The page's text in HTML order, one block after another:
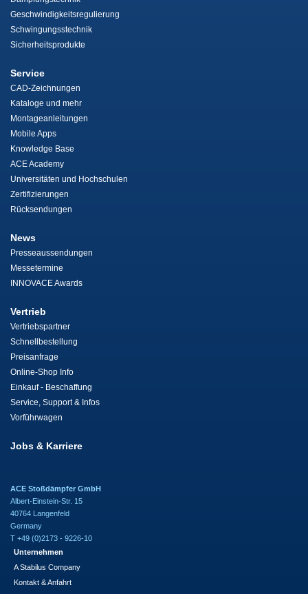
Geschwindigkeitsregulierung
Schwingungsstechnik
Sicherheitsprodukte
Service
CAD-Zeichnungen
Kataloge und mehr
Montageanleitungen
Mobile Apps
Knowledge Base
ACE Academy
Universitäten und Hochschulen
Zertifizierungen
Rücksendungen
News
Presseaussendungen
Messetermine
INNOVACE Awards
Vertrieb
Vertriebspartner
Schnellbestellung
Preisanfrage
Online-Shop Info
Einkauf - Beschaffung
Service, Support & Infos
Vorführwagen
Jobs & Karriere
ACE Stoßdämpfer GmbH
Albert-Einstein-Str. 15
40764 Langenfeld
Germany
T +49 (0)2173 - 9226-10
Unternehmen
A Stabilus Company
Kontakt & Anfahrt